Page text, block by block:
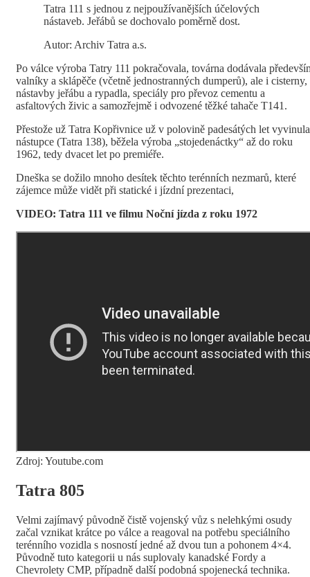
Tatra 111 s jednou z nejpoužívanějších účelových
nástaveb. Jeřábů se dochovalo poměrně dost.
Autor: Archiv Tatra a.s.
Po válce výroba Tatry 111 pokračovala, továrna dodávala
valníky a sklápěče (včetně jednostranných dumperů), ale i cisterny,
nástavby jeřábu a rypadla, speciály pro převoz cementu a
asfaltových živic a samozřejmě i odvozené těžké tahače T141.
Přestože už Tatra Kopřivnice už v polovině padesátých let vyvinula
nástupce (Tatra 138), běžela výroba „stojedenáctky“ až do roku
1962, tedy dvacet let po premiéře.
Dneška se dožilo mnoho desítek těchto terénních nezmarů, které
zájemce může vidět při statické i jízdní prezentaci,
VIDEO: Tatra 111 ve filmu Noční jízda z roku 1972
Zdroj: Youtube.com
Tatra 805
Velmi zajímavý původně čistě vojenský vůz s nelehkými osudy
začal vznikat krátce po válce a reagoval na potřebu speciálního
terénního vozidla s nosností jedné až dvou tun a pohonem 4×4.
Původně tuto kategorii u nás suplovaly kanadské Fordy a
Chevrolety CMP, případně další podobná spojenecká technika.